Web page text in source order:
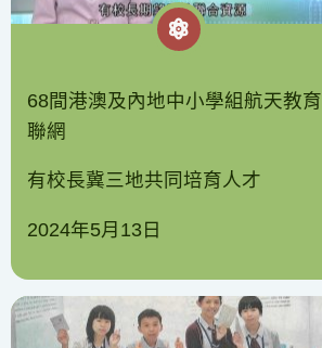
68間港澳及內地中小學組航天教育
聯網
有校長冀三地共同培育人才
2024年5月13日